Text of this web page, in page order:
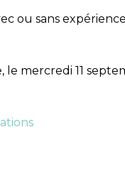
ou sans
le mercredi 11